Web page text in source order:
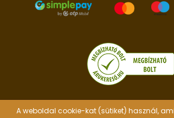
A weboldal cookie-kat (sütiket) használ,